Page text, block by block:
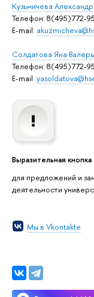
Кузьмичева
Телефон: 8(495)772-
E-mail:
Солдатова Яна
Телефон: 8(495)772-
E-mail:
Выразительная кнопка
для предложений и
деятельности
Мы в Vkontakte